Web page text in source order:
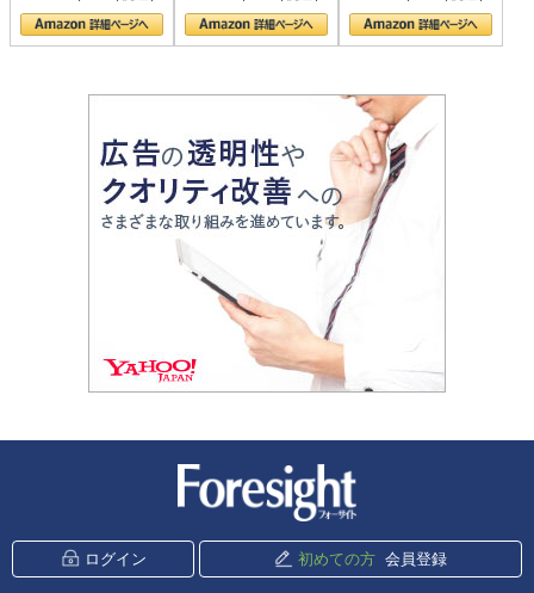
の顔
ログイン 初めての方 会員登録